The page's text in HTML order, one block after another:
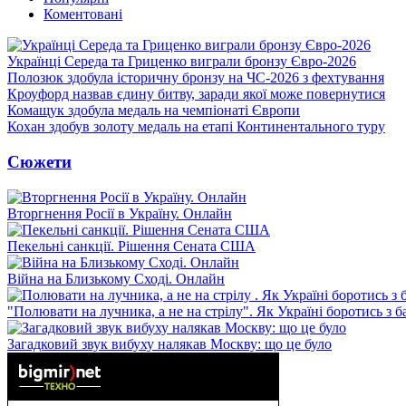
Коментовані
Українці Середа та Гриценко виграли бронзу Євро-2026
Полозюк здобула історичну бронзу на ЧС-2026 з фехтування
Кроуфорд назвав єдину битву, заради якої може повернутися
Комащук здобула медаль на чемпіонаті Європи
Кохан здобув золоту медаль на етапі Континентального туру
Сюжети
Вторгнення Росії в Україну. Онлайн
Пекельні санкції. Рішення Сената США
Війна на Близькому Сході. Онлайн
"Полювати на лучника, а не на стрілу". Як Україні боротись з
Загадковий звук вибуху налякав Москву: що це було